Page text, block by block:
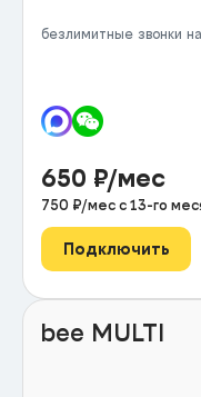
безлимитные звонки
650 ₽/мес
750 ₽/мес с 13-го
Подключить
bee MULTI